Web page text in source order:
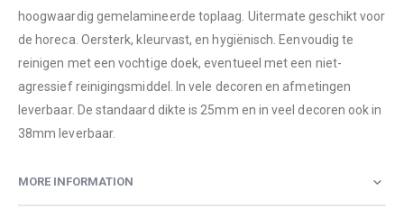
hoogwaardig gemelamineerde toplaag. Uitermate geschikt voor
de horeca. Oersterk, kleurvast, en hygiënisch. Eenvoudig te
reinigen met een vochtige doek, eventueel met een niet-
agressief reinigingsmiddel. In vele decoren en afmetingen
leverbaar. De standaard dikte is 25mm en in veel decoren ook in
38mm leverbaar.
MORE INFORMATION